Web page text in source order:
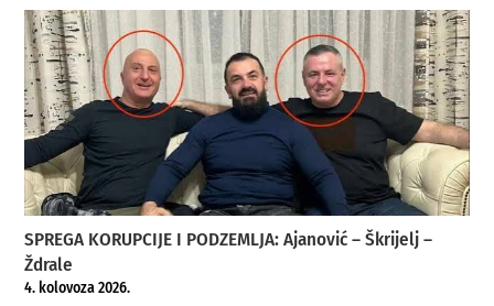
SPREGA KORUPCIJE I PODZEMLJA: Ajanović – Škrijelj –
Ždrale
4. kolovoza 2026.